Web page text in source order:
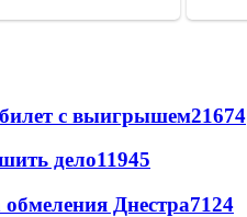
с выигрышем21674
дело11945
обмеления Днестра7124